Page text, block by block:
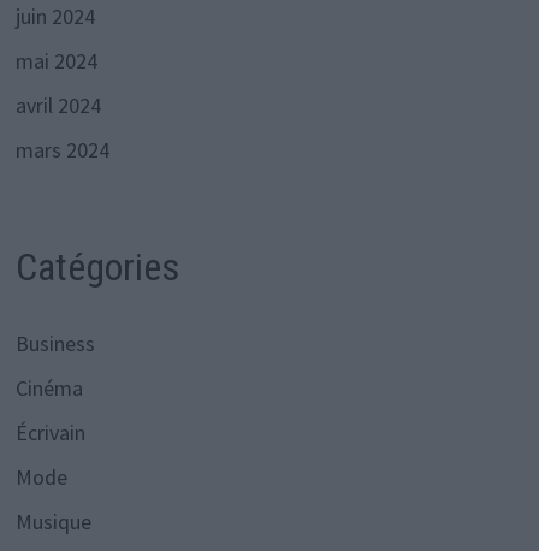
juin 2024
mai 2024
avril 2024
mars 2024
Catégories
Business
Cinéma
Écrivain
Mode
Musique